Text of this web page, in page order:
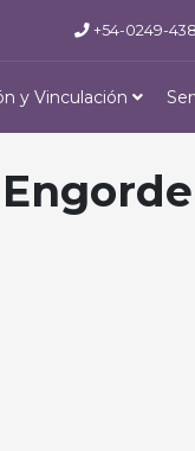
+54-0249-
y Vinculación